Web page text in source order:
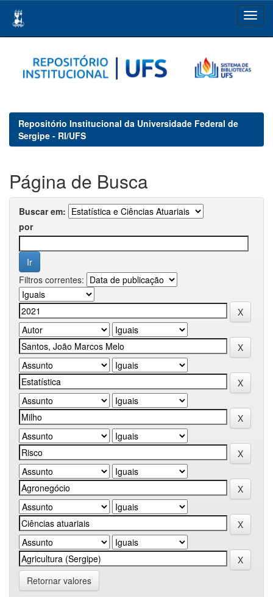
navigation
Repositório Institucional da Universidade Federal de
Sergipe - RI/UFS
Página de Busca
Buscar em:
por
Filtros correntes:
Retornar valores